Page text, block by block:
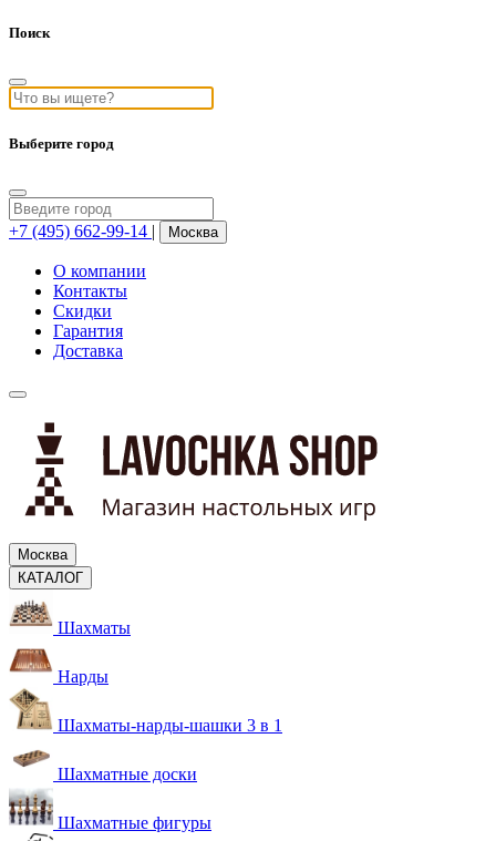
Поиск
Выберите город
+7 (495) 662-99-14 | Москва
О компании
Контакты
Скидки
Гарантия
Доставка
Москва
КАТАЛОГ
Шахматы
Нарды
Шахматы-нарды-шашки 3 в 1
Шахматные доски
Шахматные фигуры